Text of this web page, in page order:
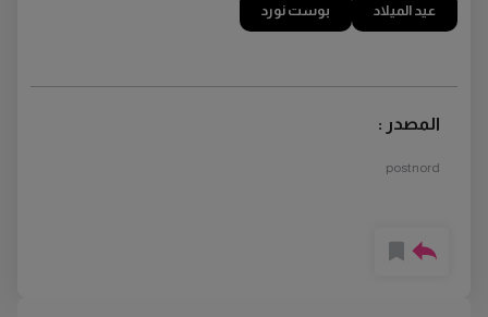
عيد الميلاد بوست نورد
المصدر :
postnord